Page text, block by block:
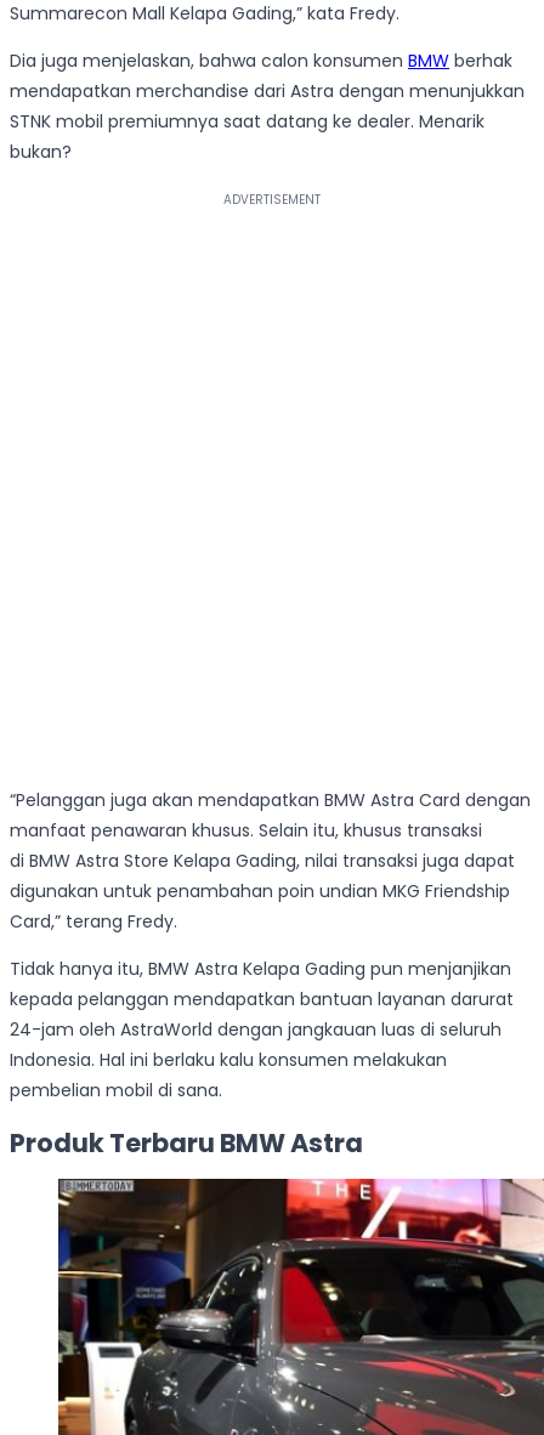
Summarecon Mall Kelapa Gading,” kata Fredy.
Dia juga menjelaskan, bahwa calon konsumen BMW berhak
mendapatkan merchandise dari Astra dengan menunjukkan
STNK mobil premiumnya saat datang ke dealer. Menarik
bukan?
“Pelanggan juga akan mendapatkan BMW Astra Card dengan
manfaat penawaran khusus. Selain itu, khusus transaksi
di BMW Astra Store Kelapa Gading, nilai transaksi juga dapat
digunakan untuk penambahan poin undian MKG Friendship
Card,” terang Fredy.
Tidak hanya itu, BMW Astra Kelapa Gading pun menjanjikan
kepada pelanggan mendapatkan bantuan layanan darurat
24-jam oleh AstraWorld dengan jangkauan luas di seluruh
Indonesia. Hal ini berlaku kalu konsumen melakukan
pembelian mobil di sana.
Produk Terbaru BMW Astra